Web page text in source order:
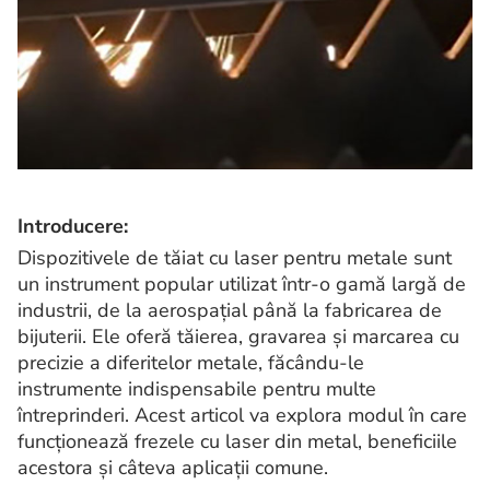
Introducere:
Dispozitivele de tăiat cu laser pentru metale sunt
un instrument popular utilizat într-o gamă largă de
industrii, de la aerospațial până la fabricarea de
bijuterii. Ele oferă tăierea, gravarea și marcarea cu
precizie a diferitelor metale, făcându-le
instrumente indispensabile pentru multe
întreprinderi. Acest articol va explora modul în care
funcționează frezele cu laser din metal, beneficiile
acestora și câteva aplicații comune.